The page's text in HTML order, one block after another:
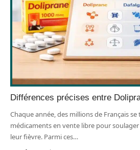
Différences précises entre
Chaque année, des millions de Français
médicaments en vente libre pour
leur fièvre. Parmi ces…